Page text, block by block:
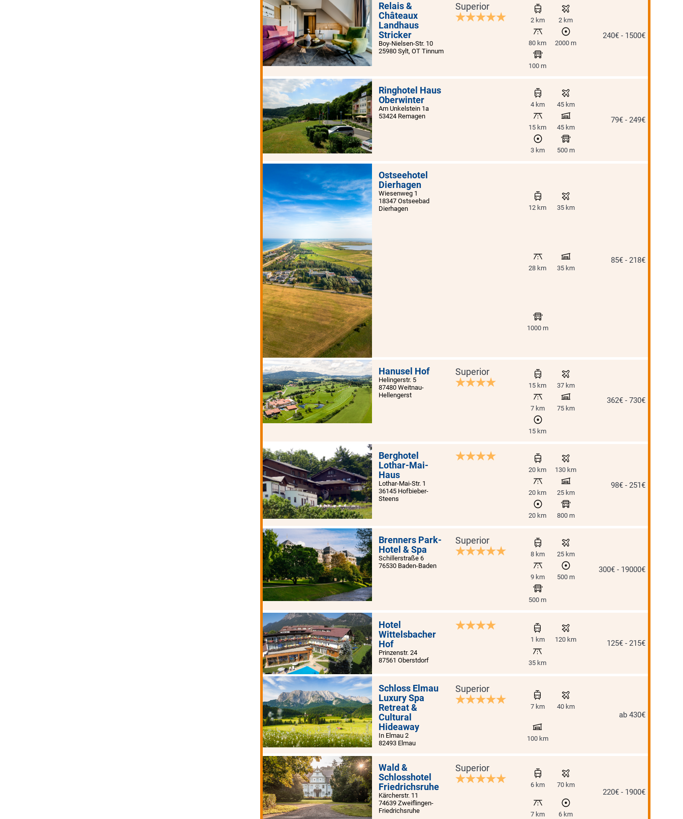
Relais &
Châteaux
Landhaus
Stricker
Boy-Nielsen-Str. 10
25980 Sylt, OT Tinnum
Superior
2 km 2 km
80 km 2000 m
100 m
240€ - 1500€
Ringhotel Haus
Oberwinter
Am Unkelstein 1a
53424 Remagen
4 km 45 km
15 km 45 km
3 km 500 m
79€ - 249€
Ostseehotel
Dierhagen
Wiesenweg 1
18347 Ostseebad
Dierhagen
12 km 35 km
28 km 35 km
1000 m
85€ - 218€
Hanusel Hof
Helingerstr. 5
87480 Weitnau-
Hellengerst
Superior
15 km 37 km
7 km 75 km
15 km
362€ - 730€
Berghotel
Lothar-Mai-
Haus
Lothar-Mai-Str. 1
36145 Hofbieber-
Steens
20 km 130 km
20 km 25 km
20 km 800 m
98€ - 251€
Brenners Park-
Hotel & Spa
Schillerstraße 6
76530 Baden-Baden
Superior
8 km 25 km
9 km 500 m
500 m
300€ - 19000€
Hotel
Wittelsbacher
Hof
Prinzenstr. 24
87561 Oberstdorf
1 km 120 km
35 km
125€ - 215€
Schloss Elmau
Luxury Spa
Retreat &
Cultural
Hideaway
In Elmau 2
82493 Elmau
Superior
7 km 40 km
100 km
ab 430€
Wald &
Schlosshotel
Friedrichsruhe
Kärcherstr. 11
74639 Zweiflingen-
Friedrichsruhe
Superior
6 km 70 km
7 km 6 km
220€ - 1900€